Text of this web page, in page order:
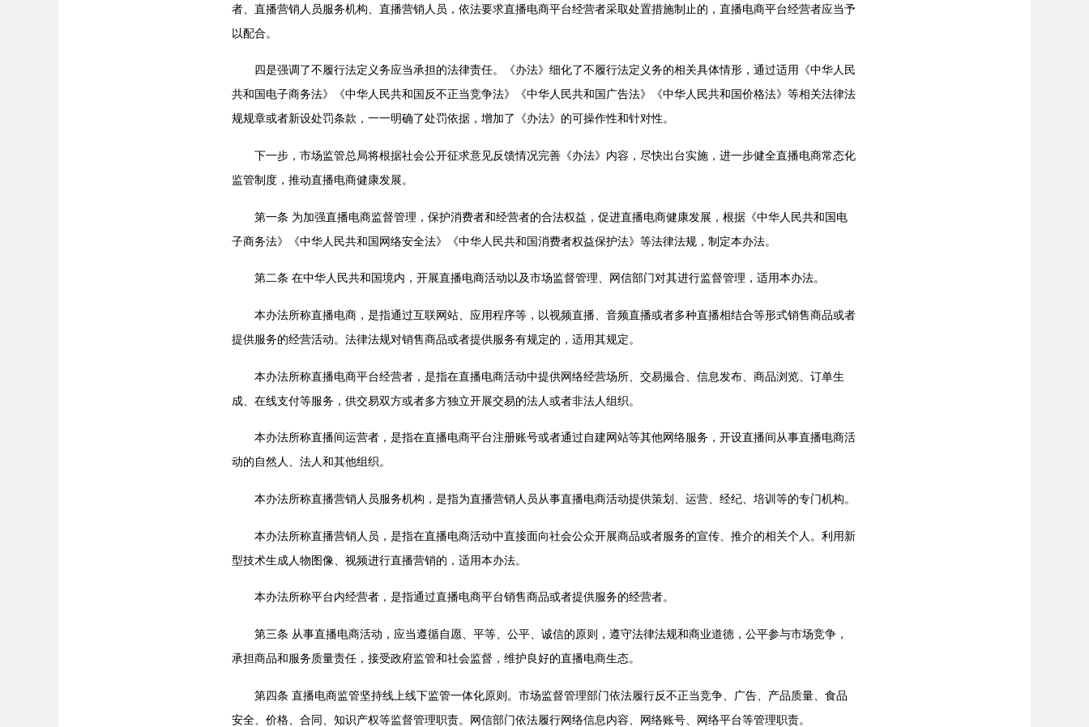
者、直播营销人员服务机构、直播营销人员，依法要求直播电商平台经营者采取处置措施制止的，直播电商平台经营者应当予
以配合。
四是强调了不履行法定义务应当承担的法律责任。《办法》细化了不履行法定义务的相关具体情形，通过适用《中华人民
共和国电子商务法》《中华人民共和国反不正当竞争法》《中华人民共和国广告法》《中华人民共和国价格法》等相关法律法
规规章或者新设处罚条款，一一明确了处罚依据，增加了《办法》的可操作性和针对性。
下一步，市场监管总局将根据社会公开征求意见反馈情况完善《办法》内容，尽快出台实施，进一步健全直播电商常态化
监管制度，推动直播电商健康发展。
第一条 为加强直播电商监督管理，保护消费者和经营者的合法权益，促进直播电商健康发展，根据《中华人民共和国电
子商务法》《中华人民共和国网络安全法》《中华人民共和国消费者权益保护法》等法律法规，制定本办法。
第二条 在中华人民共和国境内，开展直播电商活动以及市场监督管理、网信部门对其进行监督管理，适用本办法。
本办法所称直播电商，是指通过互联网站、应用程序等，以视频直播、音频直播或者多种直播相结合等形式销售商品或者
提供服务的经营活动。法律法规对销售商品或者提供服务有规定的，适用其规定。
本办法所称直播电商平台经营者，是指在直播电商活动中提供网络经营场所、交易撮合、信息发布、商品浏览、订单生
成、在线支付等服务，供交易双方或者多方独立开展交易的法人或者非法人组织。
本办法所称直播间运营者，是指在直播电商平台注册账号或者通过自建网站等其他网络服务，开设直播间从事直播电商活
动的自然人、法人和其他组织。
本办法所称直播营销人员服务机构，是指为直播营销人员从事直播电商活动提供策划、运营、经纪、培训等的专门机构。
本办法所称直播营销人员，是指在直播电商活动中直接面向社会公众开展商品或者服务的宣传、推介的相关个人。利用新
型技术生成人物图像、视频进行直播营销的，适用本办法。
本办法所称平台内经营者，是指通过直播电商平台销售商品或者提供服务的经营者。
第三条 从事直播电商活动，应当遵循自愿、平等、公平、诚信的原则，遵守法律法规和商业道德，公平参与市场竞争，
承担商品和服务质量责任，接受政府监管和社会监督，维护良好的直播电商生态。
第四条 直播电商监管坚持线上线下监管一体化原则。市场监督管理部门依法履行反不正当竞争、广告、产品质量、食品
安全、价格、合同、知识产权等监督管理职责。网信部门依法履行网络信息内容、网络账号、网络平台等管理职责。